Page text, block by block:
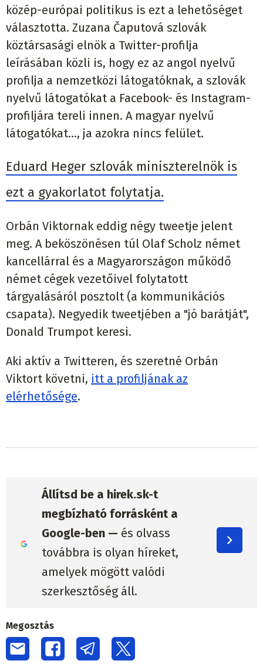
közép-európai politikus is ezt a lehetőséget
választotta. Zuzana Čaputová szlovák
köztársasági elnök a Twitter-profilja
leírásában közli is, hogy ez az angol nyelvű
profilja a nemzetközi látogatóknak, a szlovák
nyelvű látogatókat a Facebook- és Instagram-
profiljára tereli innen. A magyar nyelvű
látogatókat..., ja azokra nincs felület.
Eduard Heger szlovák miniszterelnök is
ezt a gyakorlatot folytatja.
Orbán Viktornak eddig négy tweetje jelent
meg. A beköszönésen túl Olaf Scholz német
kancellárral és a Magyarországon működő
német cégek vezetőivel folytatott
tárgyalásáról posztolt (a kommunikációs
csapata). Negyedik tweetjében a "jó barátját",
Donald Trumpot keresi.
Aki aktív a Twitteren, és szeretné Orbán
Viktort követni, itt a profiljának az
elérhetősége.
Állítsd be a hirek.sk-t
megbízható forrásként a
Google-ben — és olvass
továbbra is olyan híreket,
amelyek mögött valódi
szerkesztőség áll.
Megosztás